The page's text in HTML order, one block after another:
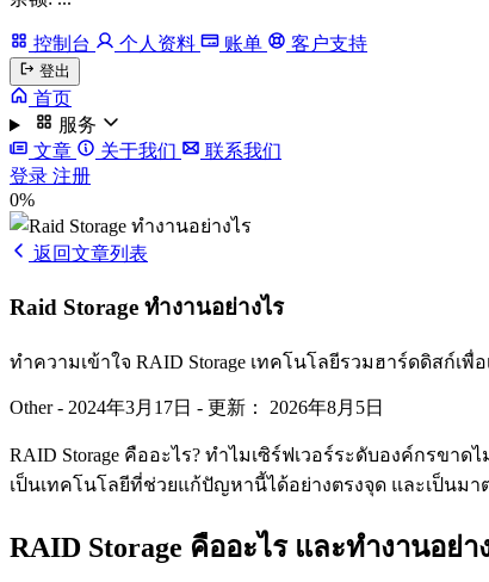
控制台 个人资料 账单 客户支持
登出
首页
服务
文章
关于我们
联系我们
登录 注册
0%
返回文章列表
Raid Storage ทำงานอย่างไร
ทำความเข้าใจ RAID Storage เทคโนโลยีรวมฮาร์ดดิสก์เ
Other- 2024年3月17日 - 更新： 2026年8月5日
RAID Storage คืออะไร? ทำไมเซิร์ฟเวอร์ระดับองค์กรขา
เป็นเทคโนโลยีที่ช่วยแก้ปัญหานี้ได้อย่างตรงจุด และเป็นม
RAID Storage คืออะไร และทำงานอย่า